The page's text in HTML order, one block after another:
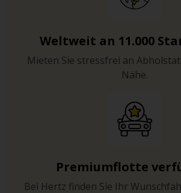
Weltweit an 11.000
Mieten Sie stressfrei an
Nähe.
Premiumflotte
Bei Hertz finden Sie Ihr